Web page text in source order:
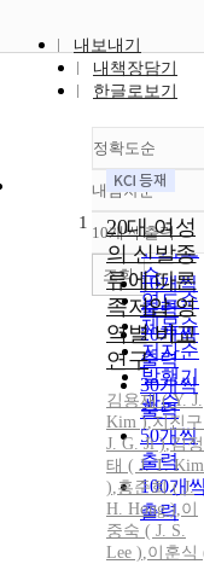
내보내기
내책장담기
한글로보기
정확도순
정확도
순
인기도
순
연도순
제목순
저자순
발행기
관순
내림차순
내림차
10개씩 출력
10개씩
출력
20개씩
출력
30개씩
출력
50개씩
출력
100개
출력
조회
1
20대 여성
의 신발종
류에 따른
족저압 영
역별 비교
연구
김용재 ( Y. J.
Kim ),지진
J. G. Ji ),김정
태 ( J. T. Kim
),홍준희 (J.
H. Hong ),이
중숙 ( J. S.
Lee ),이훈식